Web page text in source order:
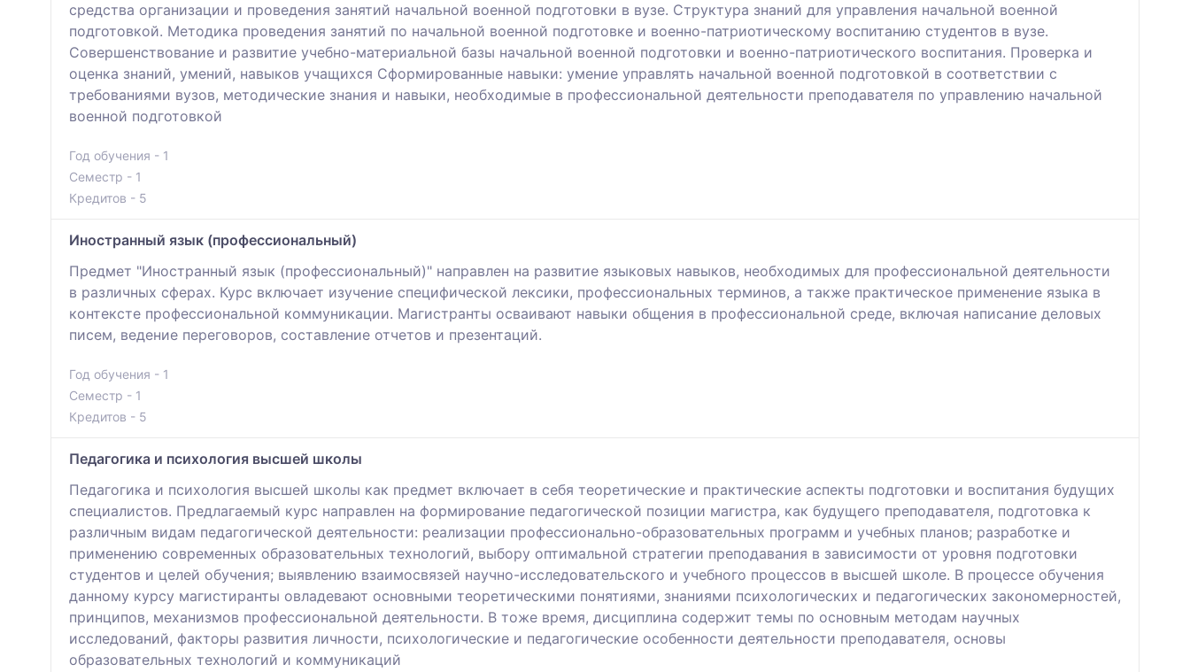
средства организации и проведения занятий начальной военной подготовки в вузе. Структура знаний для управления начальной военной
подготовкой. Методика проведения занятий по начальной военной подготовке и военно-патриотическому воспитанию студентов в вузе.
Совершенствование и развитие учебно-материальной базы начальной военной подготовки и военно-патриотического воспитания. Проверка и
оценка знаний, умений, навыков учащихся Сформированные навыки: умение управлять начальной военной подготовкой в соответствии с
требованиями вузов, методические знания и навыки, необходимые в профессиональной деятельности преподавателя по управлению начальной
военной подготовкой
Год обучения - 1
Семестр - 1
Кредитов - 5
Иностранный язык (профессиональный)
Предмет "Иностранный язык (профессиональный)" направлен на развитие языковых навыков, необходимых для профессиональной деятельности
в различных сферах. Курс включает изучение специфической лексики, профессиональных терминов, а также практическое применение языка в
контексте профессиональной коммуникации. Магистранты осваивают навыки общения в профессиональной среде, включая написание деловых
писем, ведение переговоров, составление отчетов и презентаций.
Год обучения - 1
Семестр - 1
Кредитов - 5
Педагогика и психология высшей школы
Педагогика и психология высшей школы как предмет включает в себя теоретические и практические аспекты подготовки и воспитания будущих
специалистов. Предлагаемый курс направлен на формирование педагогической позиции магистра, как будущего преподавателя, подготовка к
различным видам педагогической деятельности: реализации профессионально-образовательных программ и учебных планов; разработке и
применению современных образовательных технологий, выбору оптимальной стратегии преподавания в зависимости от уровня подготовки
студентов и целей обучения; выявлению взаимосвязей научно-исследовательского и учебного процессов в высшей школе. В процессе обучения
данному курсу магистиранты овладевают основными теоретическими понятиями, знаниями психологических и педагогических закономерностей,
принципов, механизмов профессиональной деятельности. В тоже время, дисциплина содержит темы по основным методам научных
исследований, факторы развития личности, психологические и педагогические особенности деятельности преподавателя, основы
образовательных технологий и коммуникаций